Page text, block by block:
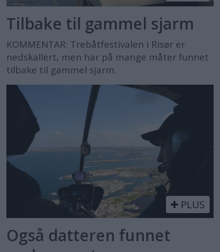
Tilbake til gammel sjarm
KOMMENTAR: Trebåtfestivalen i Risør er
nedskallert, men har på mange måter funnet
tilbake til gammel sjarm.
PLUS
Også datteren funnet